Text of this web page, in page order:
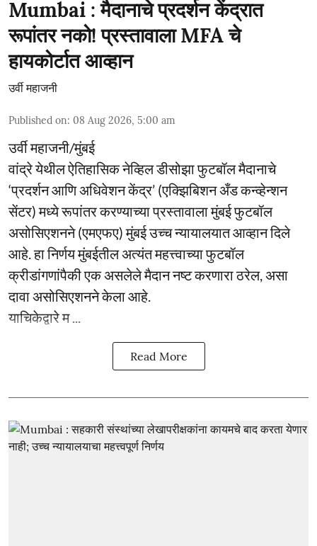
Mumbai : मैदानाचे प्रदर्शन केंद्रात
रूपांतर नको! प्रस्तावाला MFA चे
हायकोर्टात आव्हान
उर्वी महाजनी
Published on: 08 Aug 2026, 5:00 am
उर्वी महाजनी/मुंबई
वांद्रे येथील ऐतिहासिक नेव्हिल डीसोझा फुटबॉल मैदानाचे
‘प्रदर्शन आणि अधिवेशन केंद्र’ (एक्झिबिशन अँड कन्व्हेन्शन
सेंटर) मध्ये रूपांतर करण्याच्या प्रस्तावाला मुंबई फुटबॉल
असोसिएशनने (एमएफए) मुंबई उच्च न्यायालयात आव्हान दिले
आहे. हा निर्णय मुंबईतील अत्यंत महत्त्वाच्या फुटबॉल
क्रीडांगणांपैकी एक असलेले मैदान नष्ट करणारा ठरेल, असा
दावा असोसिएशनने केला आहे.
याचिकेद्वारे म ...
Read More